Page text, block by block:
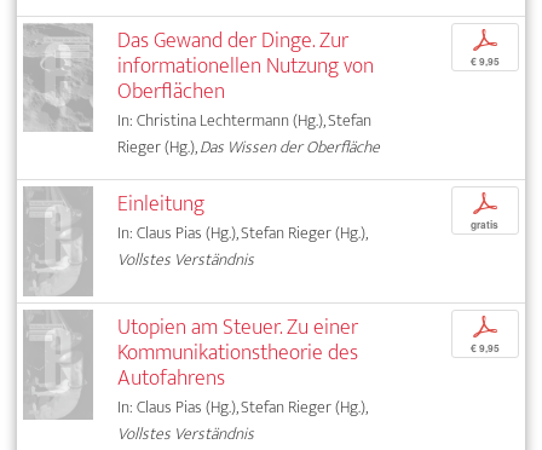
Das Gewand der Dinge. Zur
informationellen Nutzung von
Oberflächen
In: Christina Lechtermann (Hg.), Stefan
Rieger (Hg.),Das Wissen der Oberfläche
p
€ 9,95
Einleitung
In: Claus Pias (Hg.), Stefan Rieger (Hg.),
Vollstes Verständnis
p
gratis
Utopien am Steuer. Zu einer
Kommunikationstheorie des
Autofahrens
In: Claus Pias (Hg.), Stefan Rieger (Hg.),
Vollstes Verständnis
p
€ 9,95